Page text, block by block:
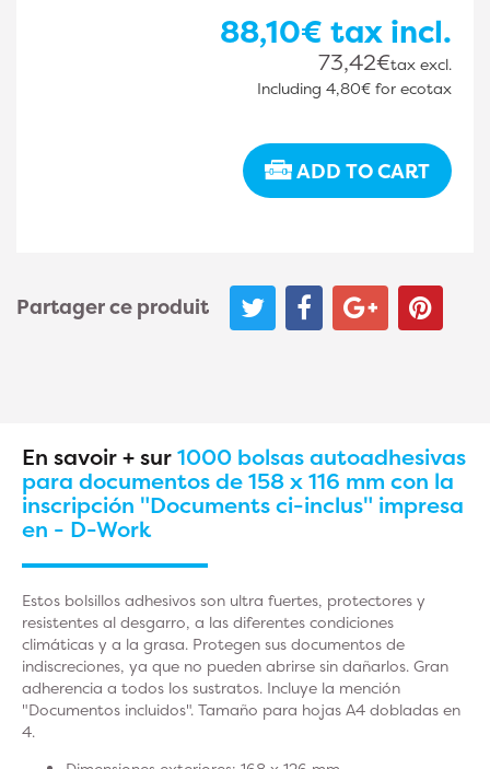
88,10€ tax incl.
73,42€tax excl.
Including 4,80€ for ecotax
ADD TO CART
Partager ce produit
En savoir + sur1000 bolsas autoadhesivas
para documentos de 158 x 116 mm con la
inscripción "Documents ci-inclus" impresa
en - D-Work
Estos bolsillos adhesivos son ultra fuertes, protectores y
resistentes al desgarro, a las diferentes condiciones
climáticas y a la grasa. Protegen sus documentos de
indiscreciones, ya que no pueden abrirse sin dañarlos. Gran
adherencia a todos los sustratos. Incluye la mención
"Documentos incluidos". Tamaño para hojas A4 dobladas en
4.